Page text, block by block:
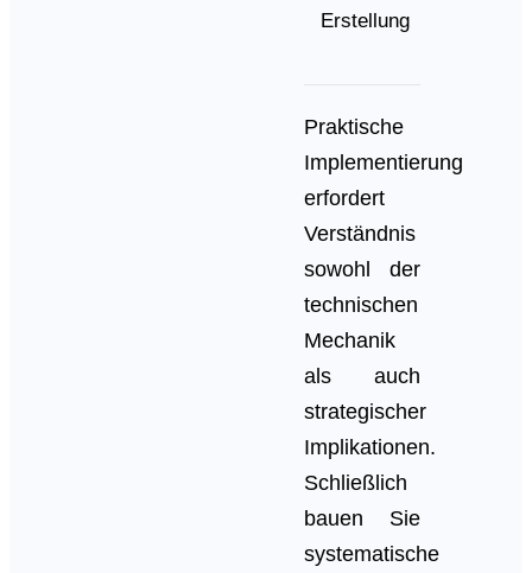
Erstellung
Praktische
Implementierung
erfordert
Verständnis
sowohl der
technischen
Mechanik
als auch
strategischer
Implikationen.
Schließlich
bauen Sie
systematische